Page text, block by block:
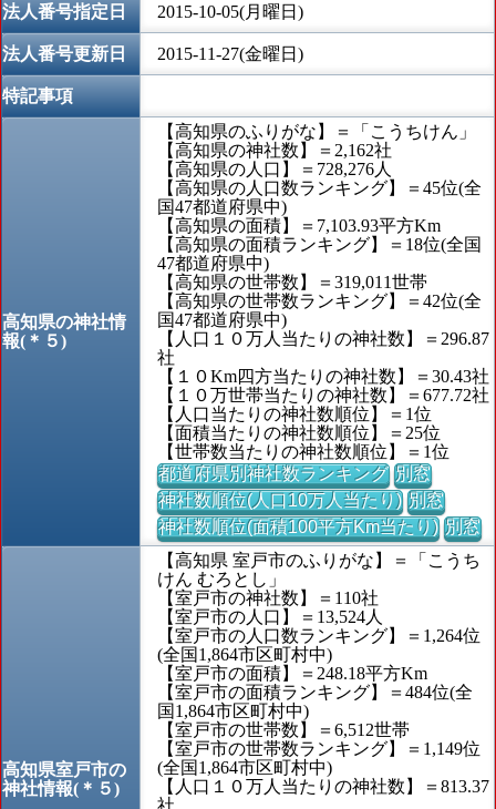
法人番号指定日 2015-10-05(月曜日)
法人番号更新日 2015-11-27(金曜日)
特記事項
高知県の神社情
報(＊５)
【高知県のふりがな】＝「こうちけん」
【高知県の神社数】＝2,162社
【高知県の人口】＝728,276人
【高知県の人口数ランキング】＝45位(全
国47都道府県中)
【高知県の面積】＝7,103.93平方Km
【高知県の面積ランキング】＝18位(全国
47都道府県中)
【高知県の世帯数】＝319,011世帯
【高知県の世帯数ランキング】＝42位(全
国47都道府県中)
【人口１０万人当たりの神社数】＝296.87
社
【１０Km四方当たりの神社数】＝30.43社
【１０万世帯当たりの神社数】＝677.72社
【人口当たりの神社数順位】＝1位
【面積当たりの神社数順位】＝25位
【世帯数当たりの神社数順位】＝1位
都道府県別神社数ランキング 別窓
神社数順位(人口10万人当たり) 別窓
神社数順位(面積100平方Km当たり) 別窓
高知県室戸市の
神社情報(＊５)
【高知県 室戸市のふりがな】＝「こうち
けん むろとし」
【室戸市の神社数】＝110社
【室戸市の人口】＝13,524人
【室戸市の人口数ランキング】＝1,264位
(全国1,864市区町村中)
【室戸市の面積】＝248.18平方Km
【室戸市の面積ランキング】＝484位(全
国1,864市区町村中)
【室戸市の世帯数】＝6,512世帯
【室戸市の世帯数ランキング】＝1,149位
(全国1,864市区町村中)
【人口１０万人当たりの神社数】＝813.37
社